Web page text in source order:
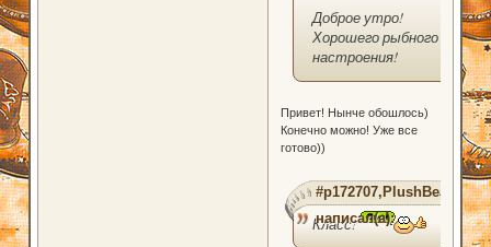
Доброе утро!
Хорошего рыбного
настроения!
Привет! Нынче обошлось)
Конечно можно! Уже все
готово))
#p172707,PlushBear
написал(а):
Класс!